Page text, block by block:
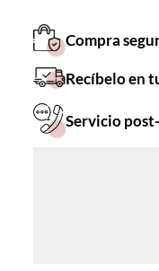
Compra
Recíbelo en
Servicio